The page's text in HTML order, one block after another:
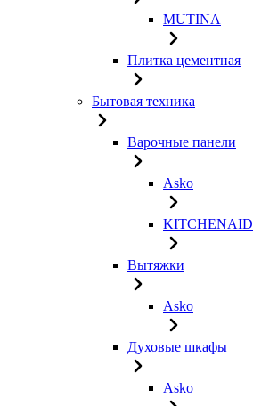
MUTINA
Плитка цементная
Бытовая техника
Варочные панели
Asko
KITCHENAID
Вытяжки
Asko
Духовые шкафы
Asko